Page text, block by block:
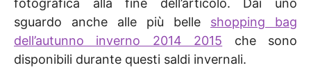
fotografica alla fine dell’articolo. Dai uno
sguardo anche alle più belle shopping bag
dell’autunno inverno 2014 2015 che sono
disponibili durante questi saldi invernali.